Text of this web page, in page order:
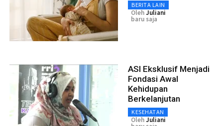
BERITA LAIN
OlehJuliani
baru saja
ASI Eksklusif Menjadi
Fondasi Awal
Kehidupan
Berkelanjutan
KESEHATAN
OlehJuliani